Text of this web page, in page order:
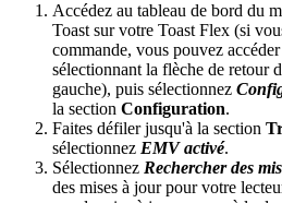
Accédez au tableau de bord du
Toast sur votre Toast Flex (si
commande, vous pouvez
sélectionnant la flèche de retour
gauche), puis sélectionnez
la section Configuration.
Faites défiler jusqu'à la section
sélectionnez EMV activé.
Sélectionnez Rechercher des
des mises à jour pour votre